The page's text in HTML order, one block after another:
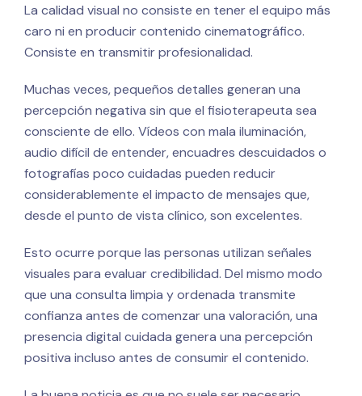
La calidad visual no consiste en tener el equipo más
caro ni en producir contenido cinematográfico.
Consiste en transmitir profesionalidad.
Muchas veces, pequeños detalles generan una
percepción negativa sin que el fisioterapeuta sea
consciente de ello. Vídeos con mala iluminación,
audio difícil de entender, encuadres descuidados o
fotografías poco cuidadas pueden reducir
considerablemente el impacto de mensajes que,
desde el punto de vista clínico, son excelentes.
Esto ocurre porque las personas utilizan señales
visuales para evaluar credibilidad. Del mismo modo
que una consulta limpia y ordenada transmite
confianza antes de comenzar una valoración, una
presencia digital cuidada genera una percepción
positiva incluso antes de consumir el contenido.